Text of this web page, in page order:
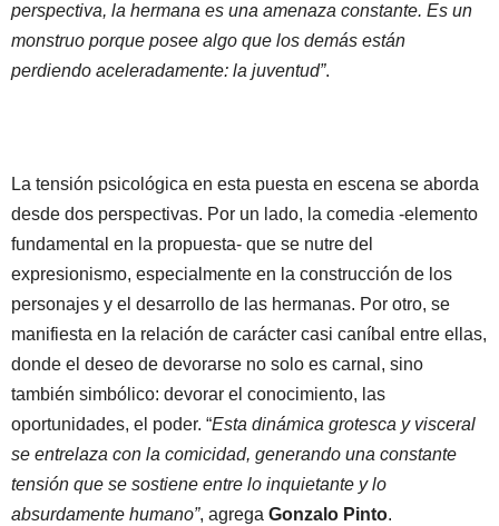
perspectiva, la hermana es una amenaza constante. Es un
monstruo porque posee algo que los demás están
perdiendo aceleradamente: la juventud”.
La tensión psicológica en esta puesta en escena se aborda
desde dos perspectivas. Por un lado, la comedia -elemento
fundamental en la propuesta- que se nutre del
expresionismo, especialmente en la construcción de los
personajes y el desarrollo de las hermanas. Por otro, se
manifiesta en la relación de carácter casi caníbal entre ellas,
donde el deseo de devorarse no solo es carnal, sino
también simbólico: devorar el conocimiento, las
oportunidades, el poder. “Esta dinámica grotesca y visceral
se entrelaza con la comicidad, generando una constante
tensión que se sostiene entre lo inquietante y lo
absurdamente humano”, agrega Gonzalo Pinto.